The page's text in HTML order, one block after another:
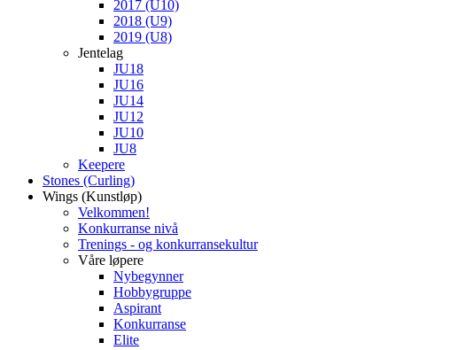
2017 (U10)
2018 (U9)
2019 (U8)
Jentelag
JU18
JU16
JU14
JU12
JU10
JU8
Keepere
Stones (Curling)
Wings (Kunstløp)
Velkommen!
Konkurranse nivå
Trenings - og konkurransekultur
Våre løpere
Nybegynner
Hobbygruppe
Aspirant
Konkurranse
Elite